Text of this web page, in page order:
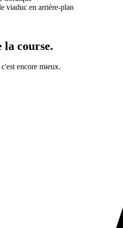
la course.
encore mieux.